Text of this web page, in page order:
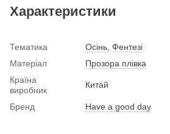
Характеристики
Тематика Осінь Фентезі
Матеріал
Прозора плівка
Країна
виробник
Китай
Бренд Have a good day